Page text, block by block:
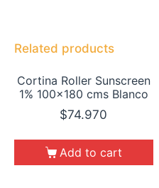
Related products
Cortina Roller Sunscreen
1% 100×180 cms Blanco
$74.970
Add to cart